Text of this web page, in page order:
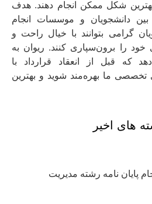
بهترین شکل ممکن انجام دهند. هدف
دانشجویان و موسسات انجام
گرامی بتوانند با خیال راحت و
خود را برون‌سپاری کنند. ریوان به
که قبل از انعقاد قرارداد با
ما بهره‌مند شوید و بهترین
های اخیر
پایان نامه رشته مدیریت